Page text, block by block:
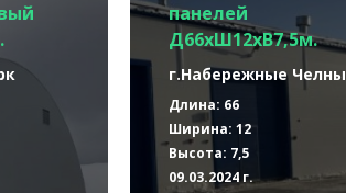
панелей
Д66хШ12хВ7,5м.
г.Набережные Челны
Длина: 66
Ширина: 12
Высота: 7,5
09.03.2024 г.